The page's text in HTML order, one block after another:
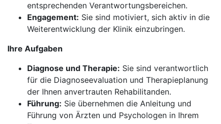
entsprechenden Verantwortungsbereichen.
Engagement: Sie sind motiviert, sich aktiv in die
Weiterentwicklung der Klinik einzubringen.
Ihre Aufgaben
Diagnose und Therapie: Sie sind verantwortlich
für die Diagnoseevaluation und Therapieplanung
der Ihnen anvertrauten Rehabilitanden.
Führung: Sie übernehmen die Anleitung und
Führung von Ärzten und Psychologen in Ihrem